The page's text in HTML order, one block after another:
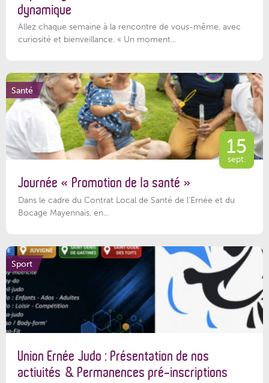
dynamique
Allez chaque semaine à la rencontre de vous-même, avec
curiosité et bienveillance. « Un moment...
Santé
15
sept.
Journée « Promotion de la santé »
Dans le cadre du Contrat Local de Santé de l’Ernée et du
Bocage Mayennais, en...
Sport
Union Ernée Judo : Présentation de nos
activités & Permanences pré-inscriptions